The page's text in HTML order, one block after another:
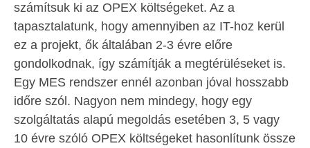
számítsuk ki az OPEX költségeket. Az a
tapasztalatunk, hogy amennyiben az IT-hoz kerül
ez a projekt, ők általában 2-3 évre előre
gondolkodnak, így számítják a megtérüléseket is.
Egy MES rendszer ennél azonban jóval hosszabb
időre szól. Nagyon nem mindegy, hogy egy
szolgáltatás alapú megoldás esetében 3, 5 vagy
10 évre szóló OPEX költségeket hasonlítunk össze